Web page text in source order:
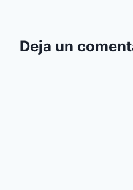
Deja un